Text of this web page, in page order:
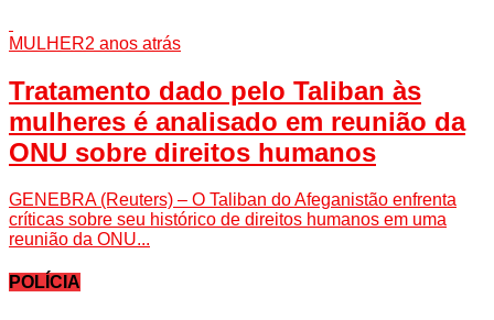
MULHER2 anos atrás
Tratamento dado pelo Taliban às
mulheres é analisado em reunião da
ONU sobre direitos humanos
GENEBRA (Reuters) – O Taliban do Afeganistão enfrenta
críticas sobre seu histórico de direitos humanos em uma
reunião da ONU...
POLÍCIA